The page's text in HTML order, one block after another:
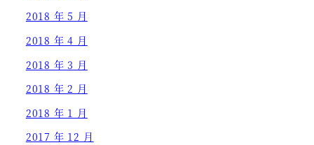
2018 年 5 月
2018 年 4 月
2018 年 3 月
2018 年 2 月
2018 年 1 月
2017 年 12 月